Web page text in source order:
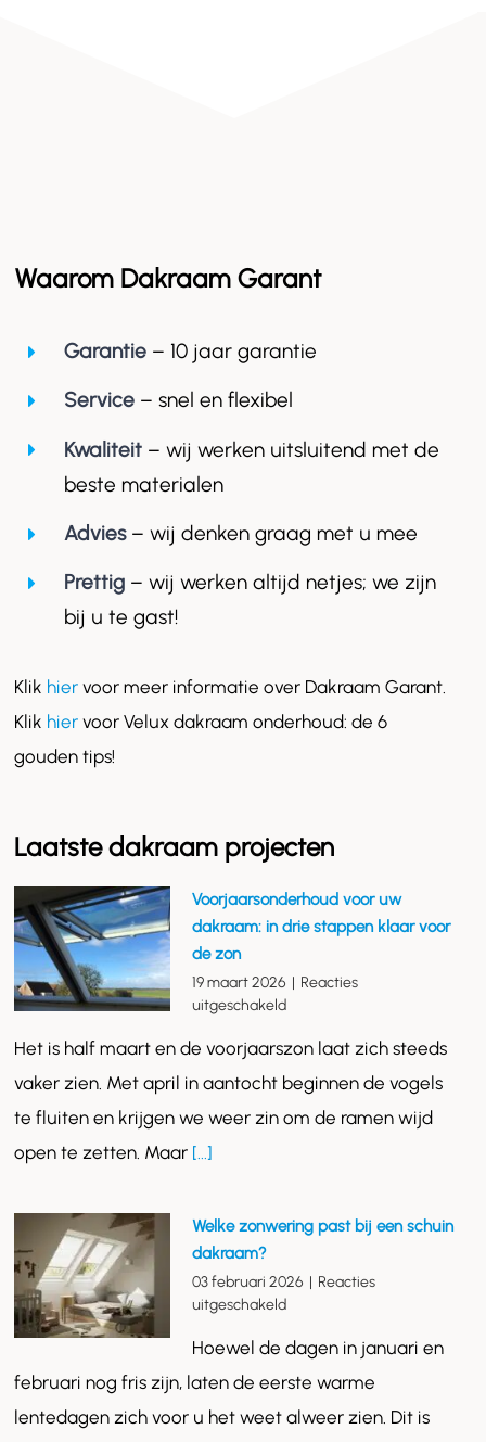
Waarom Dakraam Garant
Garantie– 10 jaar garantie
Service – snel en flexibel
Kwaliteit– wij werken uitsluitend met de
beste materialen
Advies– wij denken graag met u mee
Prettig– wij werken altijd netjes; we zijn
bij u te gast!
Klik hier voor meer informatie over Dakraam Garant.
Klik hier voor Velux dakraam onderhoud: de 6
gouden tips!
Laatste dakraam projecten
Voorjaarsonderhoud voor uw
dakraam: in drie stappen klaar voor
de zon
19 maart 2026 | Reacties
uitgeschakeld
voor
dakraam:
in
de
Het is half maart en de voorjaarszon laat zich steeds
vaker zien. Met april in aantocht beginnen de vogels
te fluiten en krijgen we weer zin om de ramen wijd
open te zetten. Maar [...]
Welke zonwering past bij een schuin
dakraam?
03 februari 2026 | Reacties
uitgeschakeld
zonwering
past
bij
een
Hoewel de dagen in januari en
februari nog fris zijn, laten de eerste warme
lentedagen zich voor u het weet alweer zien. Dit is